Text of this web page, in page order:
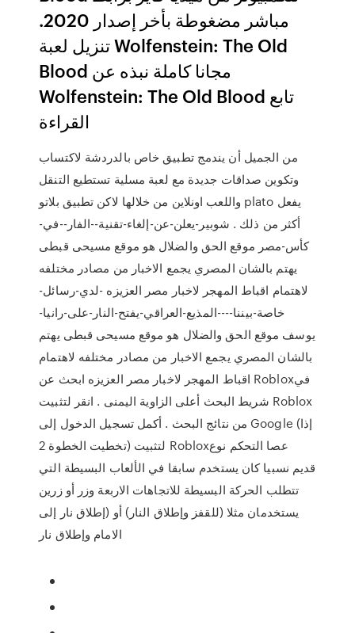
مباشر مضغوطة بأخر إصدار 2020.
تنزيل لعبة Wolfenstein: The Old
Blood مجانا كاملة نبذه عن
Wolfenstein: The Old Blood تابع
القراءة
من الجميل أن يندمج تطبيق خاص بالدردشة لاكتساب
وتكوين صداقات جديدة مع لعبة مسلية تستطيع التنقل
واللعب اونلاين من خلالها لاكن تطبيق بلاتو plato يفعل
أكثر من ذلك . شوبير-يعلن-عن-إلغاء-تقنية--الفار--في-
كأس-مصر موقع الحق والضلال هو موقع مسيحى قبطى
يهتم بالشان المصري يجمع الاخبار من مصادر مختلفه
لاهتمام اقباط المهجر لاخبار مصر العزيزه -لدي-رسائل-
خاصة-بيننا----المذيع-العراقي-يفتح-النار-على-رانيا-
يوسف موقع الحق والضلال هو موقع مسيحى قبطى يهتم
بالشان المصري يجمع الاخبار من مصادر مختلفه لاهتمام
اقباط المهجر لاخبار مصر العزيزه ابحث عن Roblox‏ في
شريط البحث أعلى الزاوية اليمنى . انقر لتثبيت Roblox‏
من نتائج البحث . أكمل تسجيل الدخول إلى Google (إذا
تخطيت الخطوة 2) لتثبيت Roblox‏ عصا التحكم نوع
قديم نسبيا كان يستخدم سابقا في الألعاب البسيطة التي
تتطلب الحركة البسيطة للاتجاهات الاربعة وزر أو زرين
يستخدمان مثلا (للقفز وإطلاق النار) أو (إطلاق نار إلى
الامام وإطلاق نار